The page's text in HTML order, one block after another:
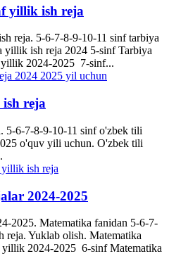
yillik ish reja
reja. 5-6-7-8-9-10-11 sinf tarbiya
yillik ish reja 2024 5-sinf Tarbiya
2024-2025 7-sinf...
reja
6-7-8-9-10-11 sinf o'zbek tili
o'quv yili uchun. O'zbek tili
2024-2025
2025. Matematika fanidan 5-6-7-
Yuklab olish. Matematika
2024-2025 6-sinf Matematika